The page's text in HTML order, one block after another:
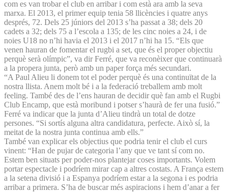
com es van trobar el club en arribar i com està ara amb la seva
marxa. El 2013, el primer equip tenia 58 llicències i quatre anys
després, 72. Dels 25 júniors del 2013 s’ha passat a 38; dels 20
cadets a 32; dels 75 a l’escola a 135; de les cinc noies a 24, i de
noies U18 no n’hi havia el 2013 i el 2017 n’hi ha 15. “Els que
venen hauran de fomentar el rugbi a set, que és el proper objectiu
perquè serà olímpic”, va dir Ferré, que va reconèixer que continuarà
a la propera junta, però amb un paper força més secundari.
“A Paul Alieu li donem tot el poder perquè és una continuïtat de la
nostra llista. Anem molt bé i a la federació treballem amb molt
feeling. També des de l’ens hauran de decidir què fan amb el Rugbi
Club Encamp, que està moribund i potser s’haurà de fer una fusió.”
Ferré va indicar que la junta d’Alieu tindrà un total de dotze
persones. “Si sortís alguna altra candidatura, perfecte. Això sí, la
meitat de la nostra junta continua amb ells.”
També van explicar els objectius que podria tenir el club el curs
vinent: “Han de pujar de categoria l’any que ve tant sí com no.
Estem ben situats per poder-nos plantejar coses importants. Volem
portar espectacle i podríem mirar cap a altres costats. A França estem
a la setena divisió i a Espanya podríem estar a la segona i es podria
arribar a primera. S’ha de buscar més aspiracions i hem d’anar a fer